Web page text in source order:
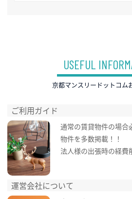
USEFUL
京都マンスリードットコム
ご利用ガイド
通常の賃貸物件の場合
物件を多数掲載！！
法人様の出張時の経費
運営会社について